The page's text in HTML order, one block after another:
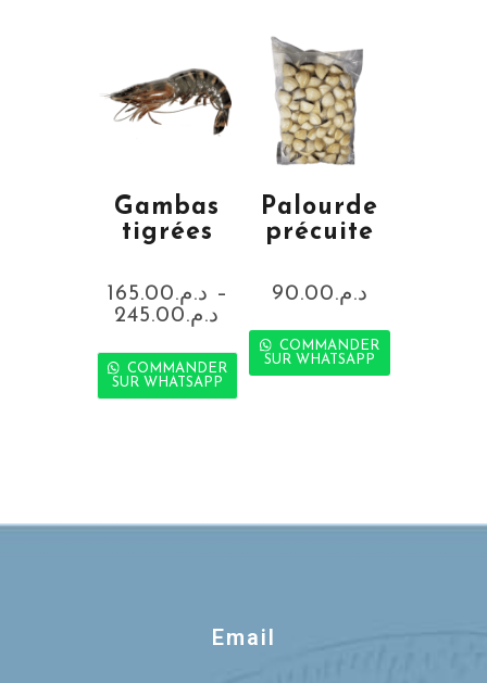
Gambas
tigrées
د.م.165.00
–
د.م.245.00
COMMANDER
SUR WHATSAPP
Palourde
précuite
د.م.90.00
COMMANDER
SUR WHATSAPP
Email